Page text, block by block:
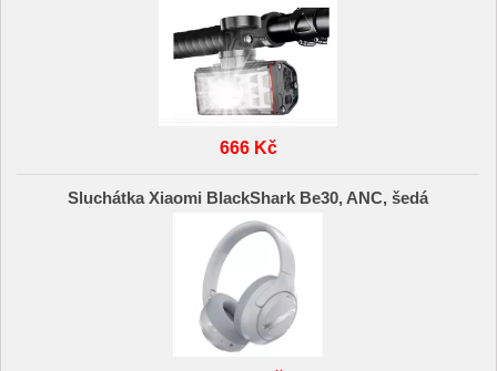
666 Kč
Sluchátka Xiaomi BlackShark Be30, ANC, šedá